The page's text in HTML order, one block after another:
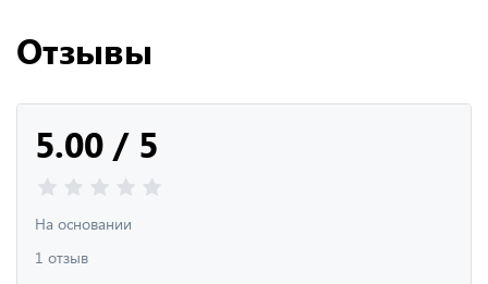
Отзывы
5.00 / 5
На основании
1 отзыв